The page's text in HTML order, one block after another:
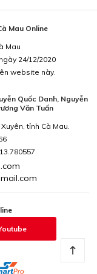
Mau Online
Mau
24/12/2020
website này.
Quốc Danh, Nguyễn
Văn Tuấn
tỉnh Cà Mau.